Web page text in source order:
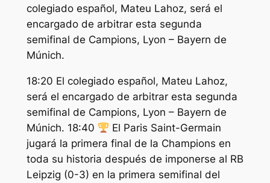
colegiado español, Mateu Lahoz, será el
encargado de arbitrar esta segunda
semifinal de Campions, Lyon – Bayern de
Múnich.
18:20 El colegiado español, Mateu Lahoz,
será el encargado de arbitrar esta segunda
semifinal de Campions, Lyon – Bayern de
Múnich. 18:40
El Paris Saint-Germain
jugará la primera final de la Champions en
toda su historia después de imponerse al RB
Leipzig (0-3) en la primera semifinal del